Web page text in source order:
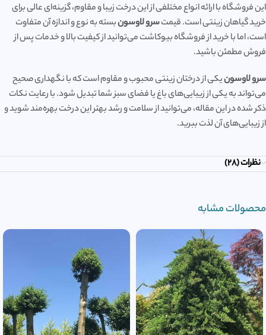
این فروشگاه با ارائه انواع مختلفی از این درخت زیبا و مقاوم، گزینه‌ای عالی برای
خرید گیاهان زینتی است. قیمتسرو لاوسونبسته به نوع و اندازه آن متفاوت
است، اما با خرید از فروشگاه بیوکاشت می‌توانید از کیفیت بالا و خدمات پس از
فروش مطمئن باشید.
سرو لاوسونیکی از درختان زینتی محبوب و مقاوم است که با نگهداری صحیح
می‌تواند به یکی از زیبایی‌های باغ یا فضای سبز شما تبدیل شود. با رعایت نکات
ذکر شده در این مقاله، می‌توانید از سلامت و رشد بهتر این درخت بهره‌مند شوید و
از زیبایی‌های آن لذت ببرید.
نظرات (28)
محصولات مشابه